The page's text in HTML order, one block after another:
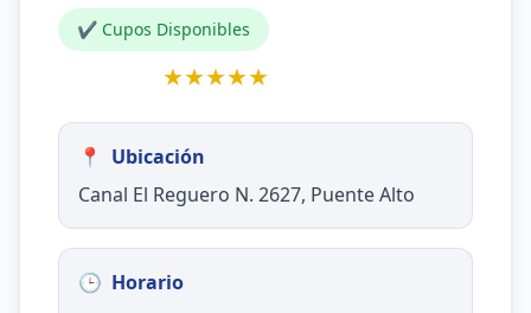
✔ Cupos Disponibles
★★★★★
📍
Ubicación
Canal El Reguero N. 2627, Puente Alto
🕒 Horario